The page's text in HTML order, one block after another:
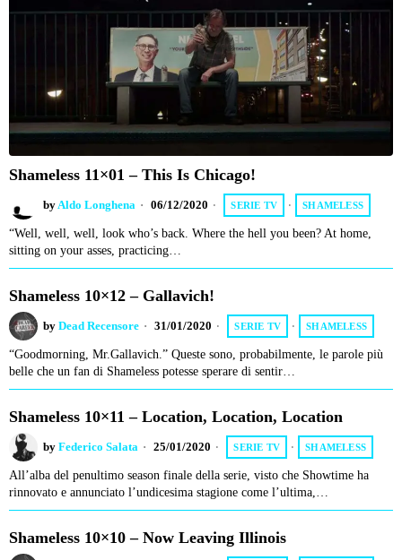
Shameless 11×01 – This Is Chicago!
byAldo Longhena 06/12/2020 SERIE TV · SHAMELESS
“Well, well, well, look who’s back. Where the hell you been? At home,
sitting on your asses, practicing…
Shameless 10×12 – Gallavich!
by Dead Recensore 31/01/2020 SERIE TV · SHAMELESS
“Goodmorning, Mr.Gallavich.” Queste sono, probabilmente, le parole più
belle che un fan di Shameless potesse sperare di sentir…
Shameless 10×11 – Location, Location, Location
by Federico Salata 25/01/2020 SERIE TV · SHAMELESS
All’alba del penultimo season finale della serie, visto che Showtime ha
rinnovato e annunciato l’undicesima stagione come l’ultima,…
Shameless 10×10 – Now Leaving Illinois